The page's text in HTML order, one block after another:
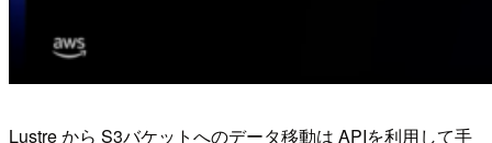
Lustre から S3バケットへのデータ移動は APIを利用して手